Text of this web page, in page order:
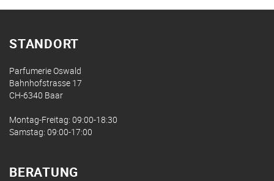
STANDORT
Parfumerie Oswald
Bahnhofstrasse 17
CH-6340 Baar
Montag-Freitag: 09:00-18:30
Samstag: 09:00-17:00
BERATUNG